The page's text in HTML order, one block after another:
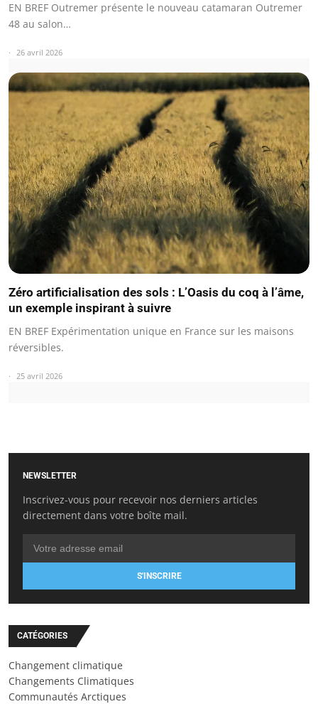
EN BREF Outremer présente le nouveau catamaran Outremer
48 au salon…
26 avril 2026
Zéro artificialisation des sols : L’Oasis du coq à l’âme,
un exemple inspirant à suivre
EN BREF Expérimentation unique en France sur les maisons
réversibles.
25 avril 2026
NEWSLETTER
Inscrivez-vous pour recevoir nos derniers articles
directement dans votre boîte mail.
S'INSCRIRE
CATÉGORIES
Changement climatique
Changements Climatiques
Communautés Arctiques